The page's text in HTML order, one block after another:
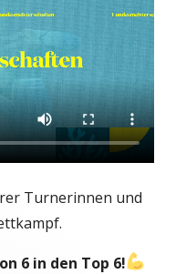
Turnerinnen und
6 in den Top 6!